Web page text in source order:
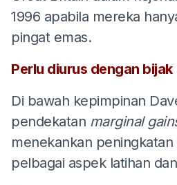
1996 apabila mereka
pingat emas.
Perlu diurus dengan bijak
Di bawah kepimpinan
pendekatan marginal
menekankan peningkatan
pelbagai aspek latihan